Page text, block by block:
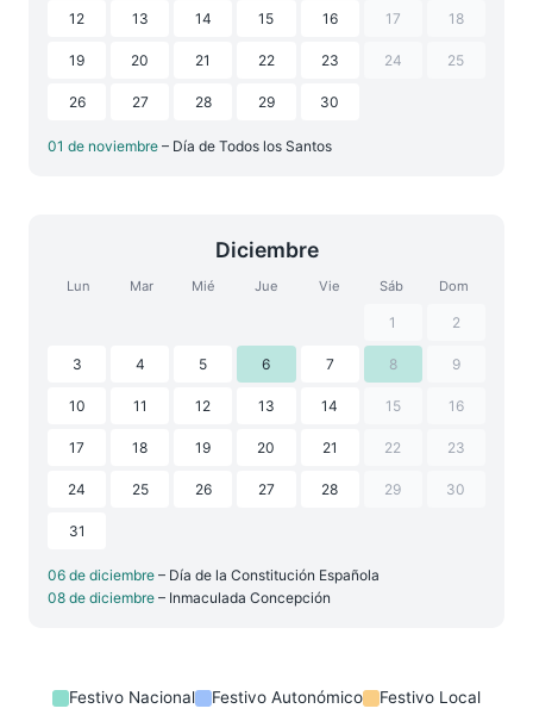
12 13 14 15 16 17 18
19 20 21 22 23 24 25
26 27 28 29 30
01 de noviembre – Día de Todos los Santos
Diciembre
Lun Mar Mié Jue Vie Sáb Dom
1 2
3 4 5 6 7 8 9
10 11 12 13 14 15 16
17 18 19 20 21 22 23
24 25 26 27 28 29 30
31
06 de diciembre – Día de la Constitución Española
08 de diciembre – Inmaculada Concepción
Festivo Nacional Festivo Autonómico Festivo Local